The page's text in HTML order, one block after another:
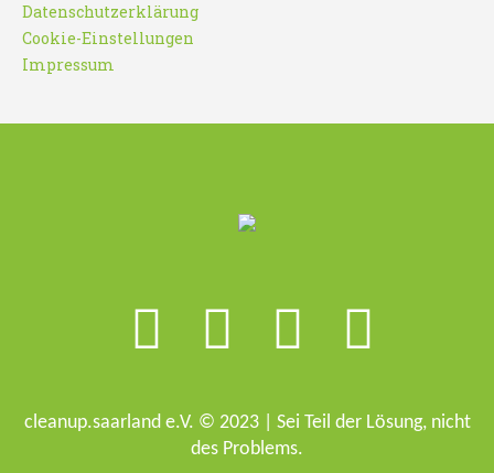
Datenschutzerklärung
Cookie-Einstellungen
Impressum
cleanup.saarland e.V. © 2023 | Sei Teil der Lösung, nicht
des Problems.